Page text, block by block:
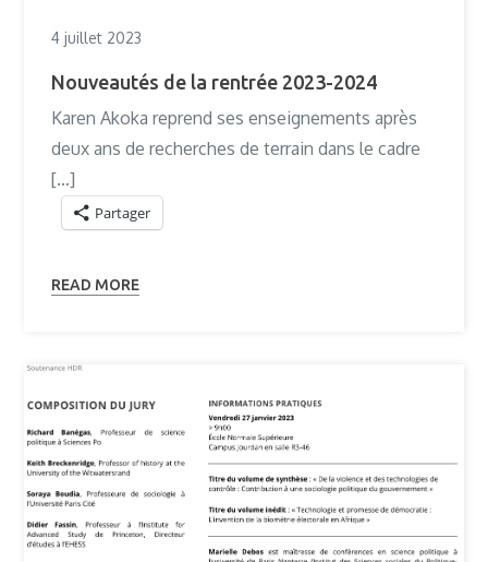
4 juillet 2023
Nouveautés de la rentrée 2023-2024
Karen Akoka reprend ses enseignements après
deux ans de recherches de terrain dans le cadre
[…]
Partager
READ MORE